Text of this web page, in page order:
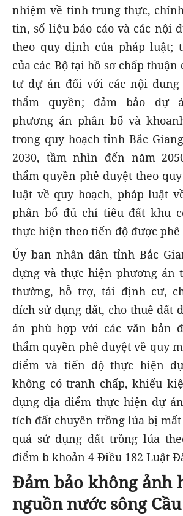
nhiệm về tính trung thực,
tin, số liệu báo cáo và các nội
theo quy định của pháp luật;
của các Bộ tại hồ sơ chấp
tư dự án đối với các nội
thẩm quyền; đảm bảo dự
phương án phân bổ và
trong quy hoạch tỉnh Bắc
2030, tầm nhìn đến năm
thẩm quyền phê duyệt theo
luật về quy hoạch, pháp luật
phân bổ đủ chỉ tiêu đất khu
thực hiện theo tiến độ được phê
Ủy ban nhân dân tỉnh Bắc
dựng và thực hiện phương án
thường, hỗ trợ, tái định cư,
đích sử dụng đất, cho thuê đất
án phù hợp với các văn bản
thẩm quyền phê duyệt về quy
điểm và tiến độ thực hiện
không có tranh chấp, khiếu
dụng địa điểm thực hiện dự
tích đất chuyên trồng lúa bị
quả sử dụng đất trồng lúa
điểm b khoản 4 Điều 182 Luật
Đảm bảo không ảnh
nguồn nước sông Cầu